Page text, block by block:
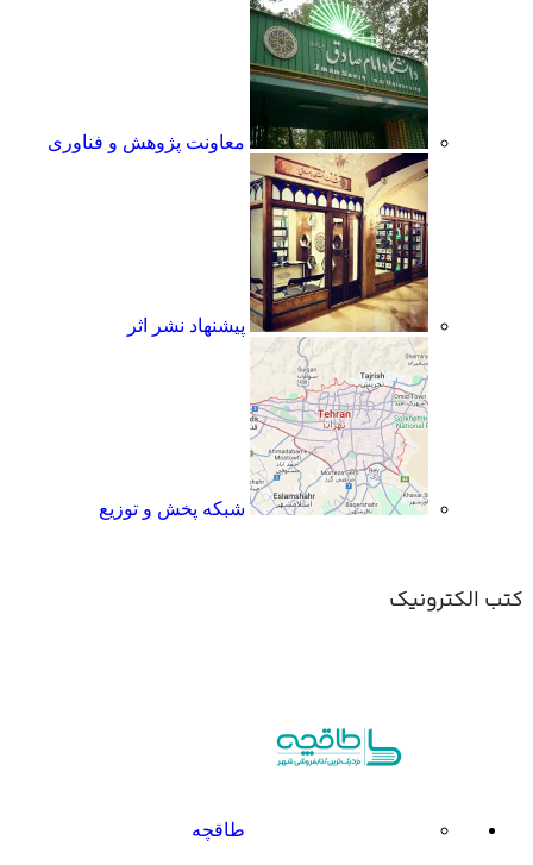
معاونت پژوهش و فناوری
پیشنهاد نشر اثر
شبکه پخش و توزیع
کتب الکترونیک
طاقچه